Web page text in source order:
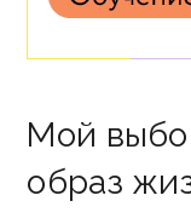
Мой
образ